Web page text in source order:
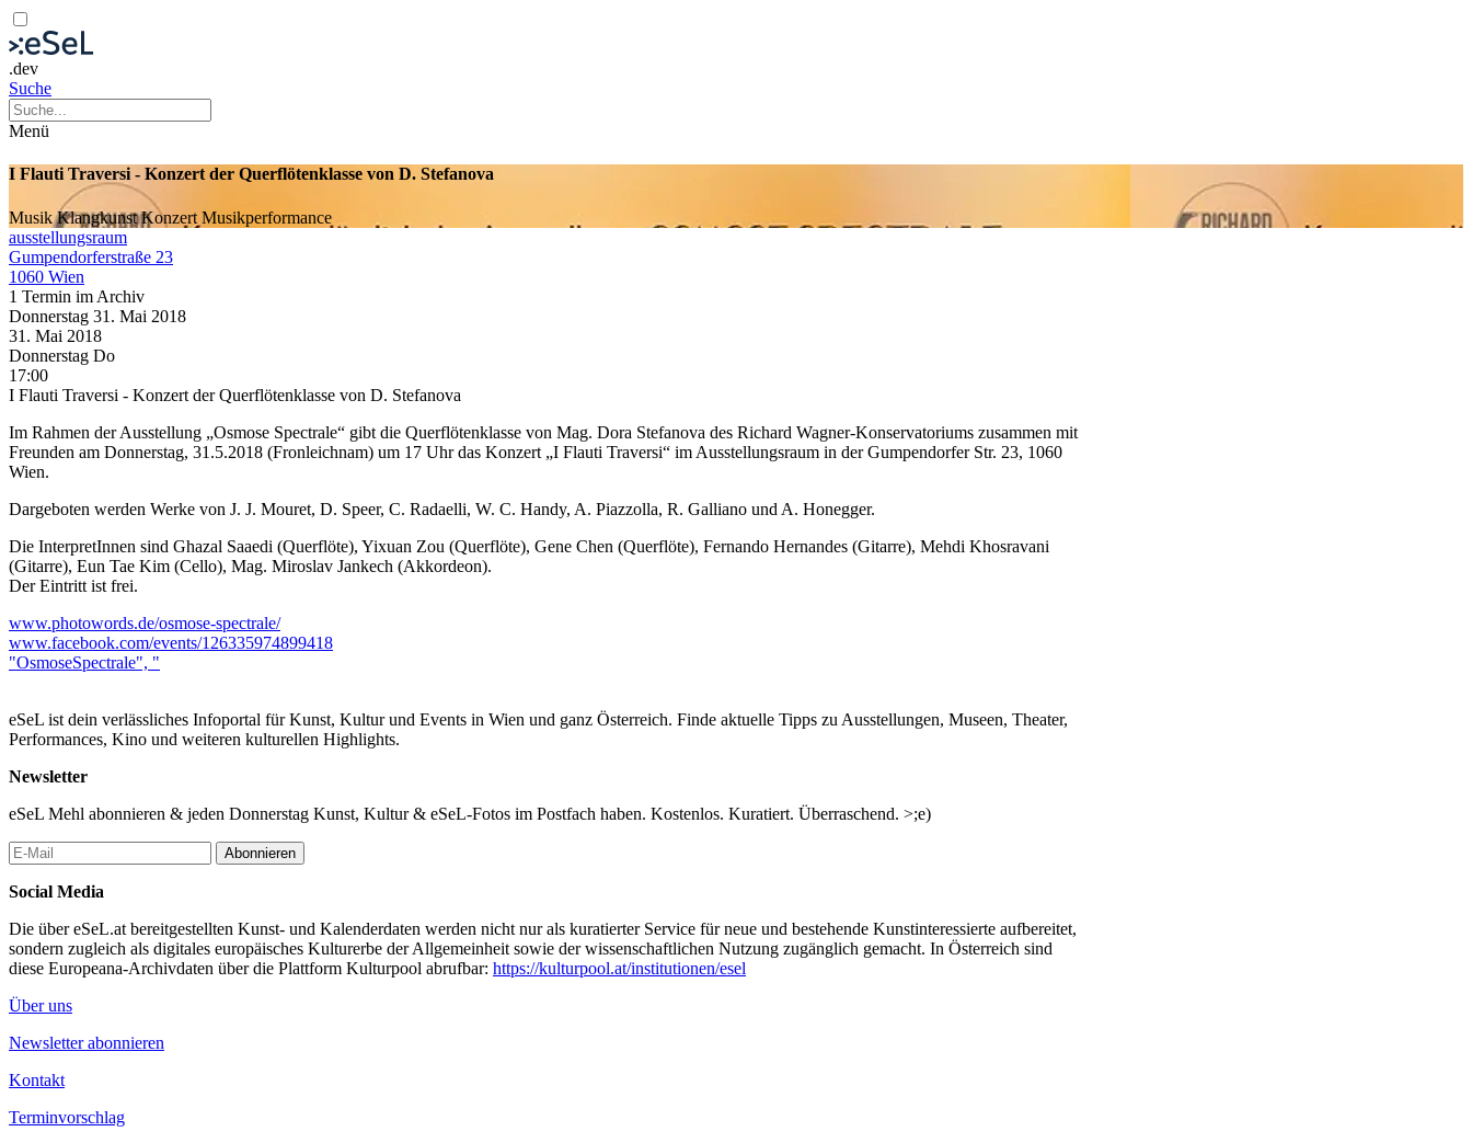
.dev
Suche
Menü
I Flauti Traversi - Konzert der Querflötenklasse von D. Stefanova
MusikKlangkunstKonzert Musikperformance
ausstellungsraum
Gumpendorferstraße 23
1060 Wien
1 Termin im Archiv
Donnerstag 31. Mai 2018
31. Mai 2018
Donnerstag Do
17:00
I Flauti Traversi - Konzert der Querflötenklasse von D. Stefanova
Im Rahmen der Ausstellung „Osmose Spectrale“ gibt die Querflötenklasse von Mag. Dora Stefanova des Richard Wagner-Konservatoriums zusammen mit
Freunden am Donnerstag, 31.5.2018 (Fronleichnam) um 17 Uhr das Konzert „I Flauti Traversi“ im Ausstellungsraum in der Gumpendorfer Str. 23, 1060
Wien.
Dargeboten werden Werke von J. J. Mouret, D. Speer, C. Radaelli, W. C. Handy, A. Piazzolla, R. Galliano und A. Honegger.
Die InterpretInnen sind Ghazal Saaedi (Querflöte), Yixuan Zou (Querflöte), Gene Chen (Querflöte), Fernando Hernandes (Gitarre), Mehdi Khosravani
(Gitarre), Eun Tae Kim (Cello), Mag. Miroslav Jankech (Akkordeon).
Der Eintritt ist frei.
www.photowords.de/osmose-spectrale/
www.facebook.com/events/126335974899418
"OsmoseSpectrale", "
eSeL ist dein verlässliches Infoportal für Kunst, Kultur und Events in Wien und ganz Österreich. Finde aktuelle Tipps zu Ausstellungen, Museen, Theater,
Performances, Kino und weiteren kulturellen Highlights.
Newsletter
eSeL Mehl abonnieren & jeden Donnerstag Kunst, Kultur & eSeL-Fotos im Postfach haben. Kostenlos. Kuratiert. Überraschend. >;e)
Abonnieren
Social Media
Die über eSeL.at bereitgestellten Kunst- und Kalenderdaten werden nicht nur als kuratierter Service für neue und bestehende Kunstinteressierte aufbereitet,
sondern zugleich als digitales europäisches Kulturerbe der Allgemeinheit sowie der wissenschaftlichen Nutzung zugänglich gemacht. In Österreich sind
diese Europeana-Archivdaten über die Plattform Kulturpool abrufbar: https://kulturpool.at/institutionen/esel
Über uns
Newsletter abonnieren
Kontakt
Terminvorschlag